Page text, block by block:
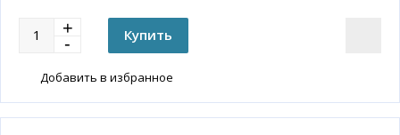
Добавить в избранное